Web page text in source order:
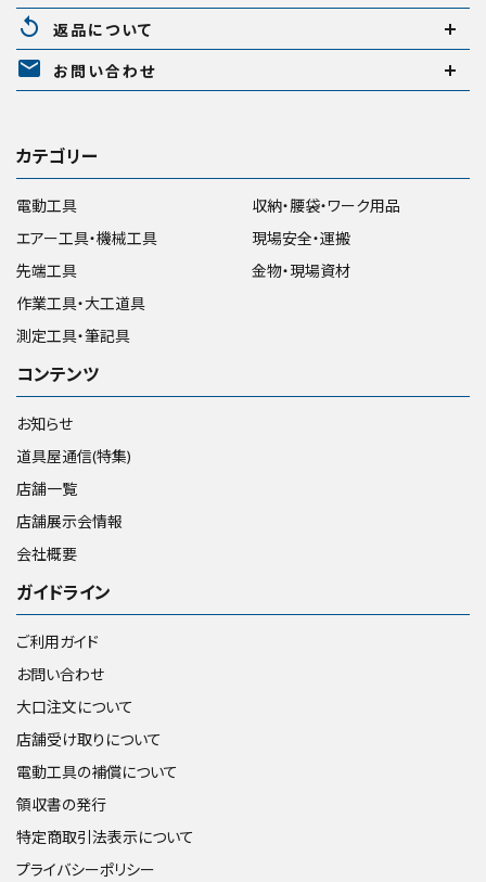
replay 返品について
mail お問い合わせ
カテゴリー
電動工具
エアー工具・機械工具
先端工具
作業工具・大工道具
測定工具・筆記具
収納・腰袋・ワーク用品
現場安全・運搬
金物・現場資材
コンテンツ
お知らせ
道具屋通信(特集)
店舗一覧
店舗展示会情報
会社概要
ガイドライン
ご利用ガイド
お問い合わせ
大口注文について
店舗受け取りについて
電動工具の補償について
領収書の発行
特定商取引法表示について
プライバシーポリシー